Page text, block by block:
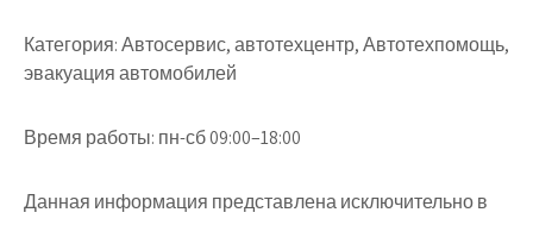
Категория:Автосервис, автотехцентр, Автотехпомощь,
эвакуация автомобилей
Время работы: пн-сб 09:00–18:00
Данная информация представлена исключительно в